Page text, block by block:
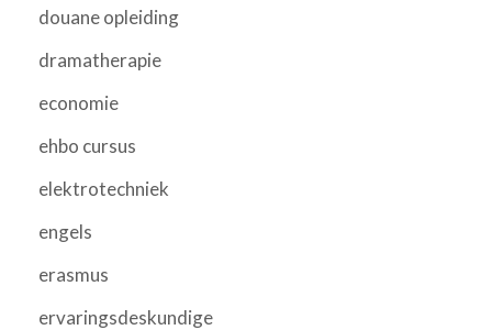
douane opleiding
dramatherapie
economie
ehbo cursus
elektrotechniek
engels
erasmus
ervaringsdeskundige